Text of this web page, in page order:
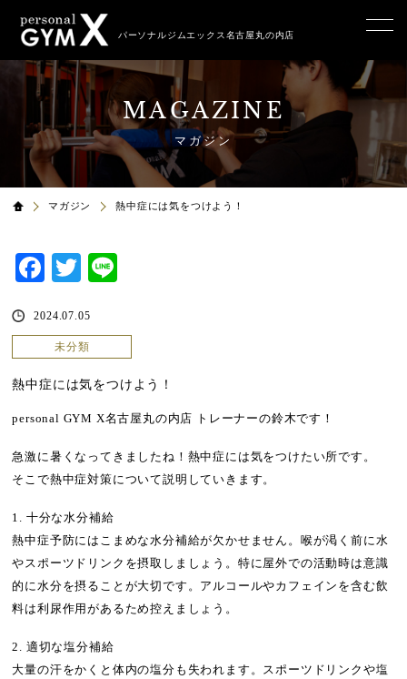
パーソナルジムエックス名古屋丸の内店
MAGAZINE
マガジン
マガジン 熱中症には気をつけよう！
Facebook
Twitter
2024.07.05
未分類
熱中症には気をつけよう！
personal GYM X名古屋丸の内店 トレーナーの鈴木です！
急激に暑くなってきましたね！熱中症には気をつけたい所です。
そこで熱中症対策について説明していきます。
1. 十分な水分補給
熱中症予防にはこまめな水分補給が欠かせません。喉が渇く前に水
やスポーツドリンクを摂取しましょう。特に屋外での活動時は意識
的に水分を摂ることが大切です。アルコールやカフェインを含む飲
料は利尿作用があるため控えましょう。
2. 適切な塩分補給
大量の汗をかくと体内の塩分も失われます。スポーツドリンクや塩